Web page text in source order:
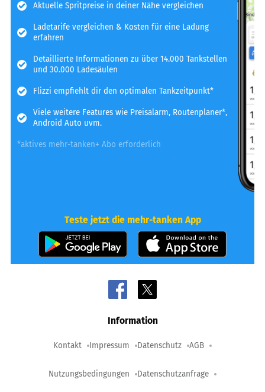
Aktuelle Spritpreise in deiner Nähe vergleichen
Ladetarife vergleichen & Kosten für eine Ladung
erfahren
Detaillierte Informationen zu über 14.000 Tankstellen
und 30.000 Ladesäulen
Flizzi empfiehlt dir den optimalen Tankzeitpunkt*
Viele weitere Features wie Preisalarm, Routenplaner*,
Android Auto uvm.
*aktives mehr-tanken+ Abo erforderlich
Teste jetzt die mehr-tanken App
Information
Kontakt Impressum Datenschutz AGB
Nutzungsbedingungen Datenschutzanfrage